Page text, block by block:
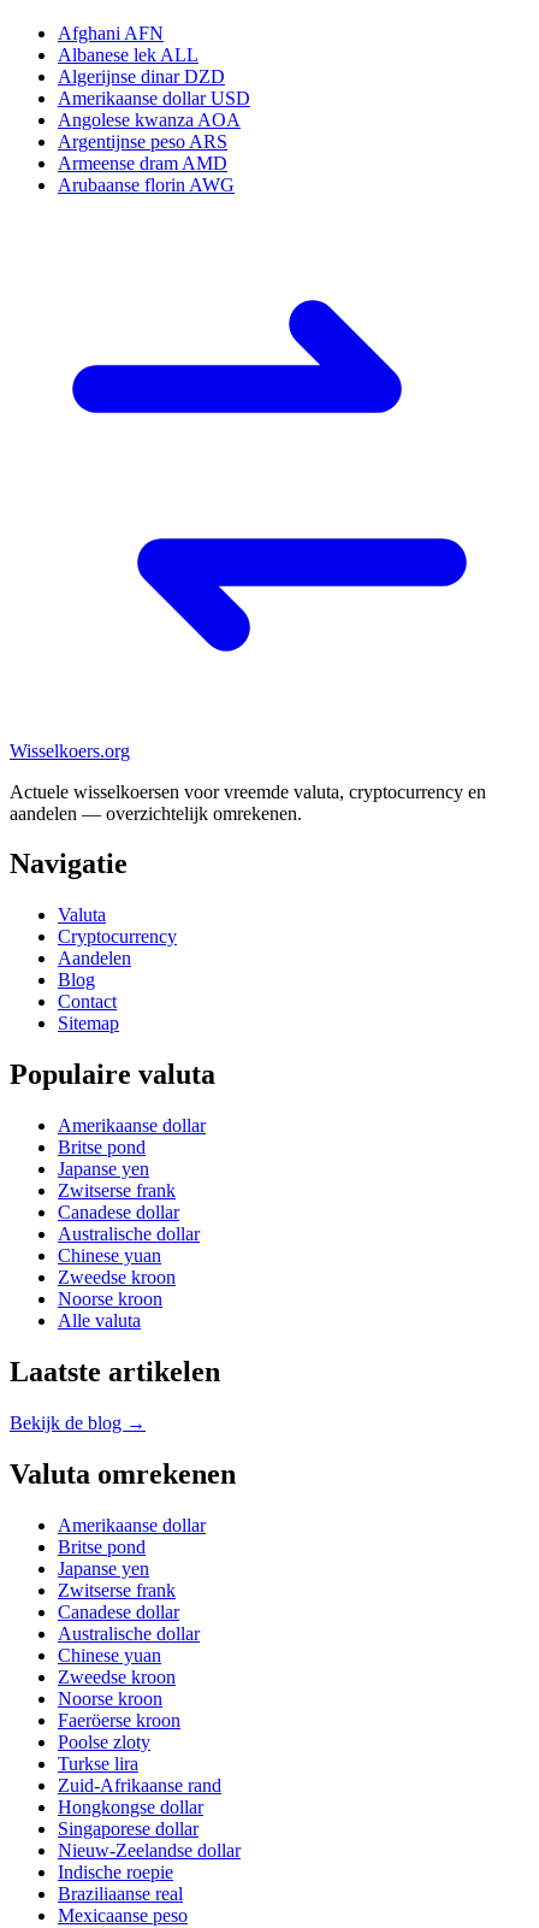
Afghani AFN
Albanese lek ALL
Algerijnse dinar DZD
Amerikaanse dollar USD
Angolese kwanza AOA
Argentijnse peso ARS
Armeense dram AMD
Arubaanse florin AWG
Wisselkoers.org
Actuele wisselkoersen voor vreemde valuta, cryptocurrency en
aandelen — overzichtelijk omrekenen.
Navigatie
Valuta
Cryptocurrency
Aandelen
Blog
Contact
Sitemap
Populaire valuta
Amerikaanse dollar
Britse pond
Japanse yen
Zwitserse frank
Canadese dollar
Australische dollar
Chinese yuan
Zweedse kroon
Noorse kroon
Alle valuta
Laatste artikelen
Bekijk de blog →
Valuta omrekenen
Amerikaanse dollar
Britse pond
Japanse yen
Zwitserse frank
Canadese dollar
Australische dollar
Chinese yuan
Zweedse kroon
Noorse kroon
Faeröerse kroon
Poolse zloty
Turkse lira
Zuid-Afrikaanse rand
Hongkongse dollar
Singaporese dollar
Nieuw-Zeelandse dollar
Indische roepie
Braziliaanse real
Mexicaanse peso